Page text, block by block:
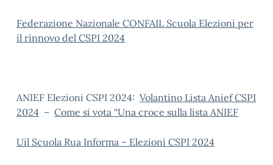
Federazione Nazionale CONFAIL Scuola Elezioni per
il rinnovo del CSPI 2024
ANIEF Elezioni CSPI 2024: Volantino Lista Anief CSPI
2024 – Come si vota “Una croce sulla lista ANIEF
Uil Scuola Rua Informa – Elezioni CSPI 2024